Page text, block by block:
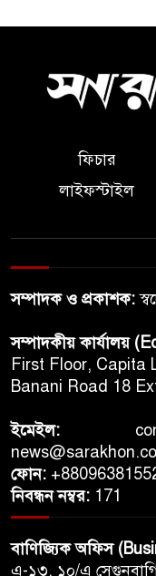
ফিচার
লাইফস্টাইল
সম্পাদক ও প্রকাশক:
সম্পাদকীয় কার্যালয়
First Floor, Capita
Banani Road 18
ইমেইল:
ফোন:
নিবন্ধন নম্বর: 171
বাণিজ্যিক অফিস
এ-১৩, ১০/এ